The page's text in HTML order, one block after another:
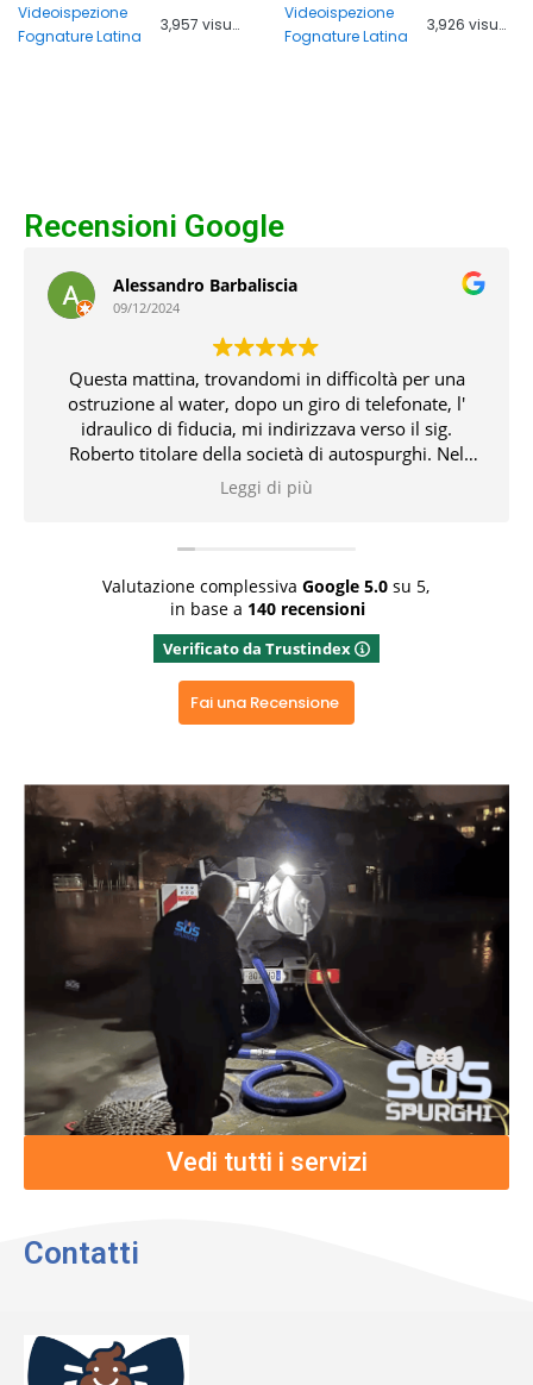
Videoispezione
Fognature Latina
3,957 visualizzazioni
Videoispezione
Fognature Latina
3,926 visualizzazioni
Recensioni Google
Alessandro Barbaliscia
09/12/2024
Questa mattina, trovandomi in difficoltà per una
ostruzione al water, dopo un giro di telefonate, l'
idraulico di fiducia, mi indirizzava verso il sig.
Roberto titolare della società di autospurghi. Nel
pomeriggio, il suddetto, unitamente all' idraulico,
risolvevano l' inconveniente che non pochi problemi
conoscenza delle problematiche e delle relative
soluzioni. Bravissimi entrambi 👏👏👏👍
Grazie x aver dedicato del tempo x una recensione
positiva, grazie ancora
Leggi di più
Valutazione complessiva Google 5.0su 5,
in base a 140 recensioni
Verificato da Trustindex
Fai una Recensione
Vedi tutti i servizi
Contatti